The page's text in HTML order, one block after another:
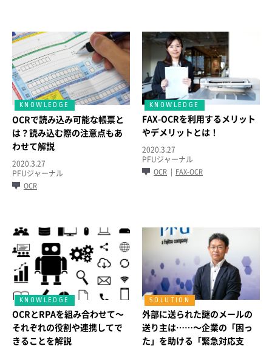
OCRで読み込み可能な帳票と
は？読み込む際の注意点もあ
わせて解説
2020.3.27
PFUジャーナル
OCR
FAX-OCRを利用するメリット
やデメリットとは！
2020.3.27
PFUジャーナル
OCR FAX-OCR
OCRとRPAを組み合わせて～
それぞれの役割や連携してで
きることを解説
外部に送られた謎のメールの
送り主は……～企業の「困っ
た」を助ける「緊急対応支